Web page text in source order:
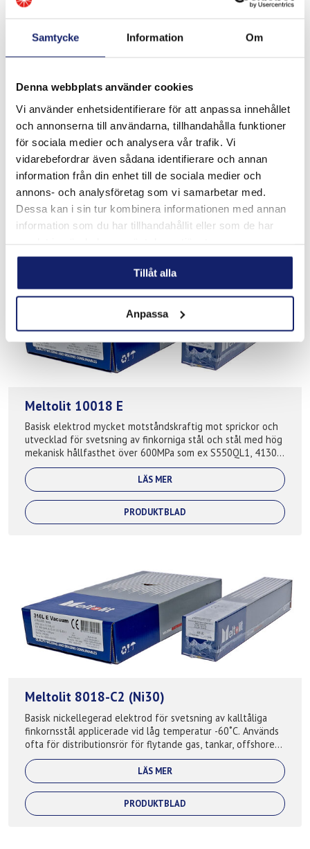
Samtycke Information Om
Denna webbplats använder cookies
Vi använder enhetsidentifierare för att anpassa innehållet
och annonserna till användarna, tillhandahålla funktioner
för sociala medier och analysera vår trafik. Vi
vidarebefordrar även sådana identifierare och annan
information från din enhet till de sociala medier och
annons- och analysföretag som vi samarbetar med.
Dessa kan i sin tur kombinera informationen med annan
information som du har tillhandahållit eller som de har
Tillåt alla
Anpassa
Meltolit 11018 E
Basisk elektrod mycket motståndskraftig mot sprickor och
utvecklad för svetsning av finkorniga stål och stål med hög
mekanisk hållfasthet över 650MPa som tex S690QL, E 690T,
E620T etc. AWS A 5.5...
LÄS MER
PRODUKTBLAD
Meltolit 10018 E
Basisk elektrod mycket motståndskraftig mot sprickor och
utvecklad för svetsning av finkorniga stål och stål med hög
mekanisk hållfasthet över 600MPa som ex S550QL1, 4130,
4140, 8630, F22 etc . ...
LÄS MER
PRODUKTBLAD
Meltolit 8018-C2 (Ni30)
Basisk nickellegerad elektrod för svetsning av kalltåliga
finkornsstål applicerade vid låg temperatur -60˚C. Används
ofta för distributionsrör för flytande gas, tankar, offshore
och petrokemi....
LÄS MER
PRODUKTBLAD